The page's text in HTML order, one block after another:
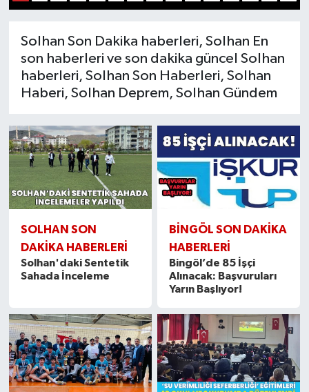
Solhan Son Dakika haberleri, Solhan En
son haberleri ve son dakika güncel Solhan
haberleri, Solhan Son Haberleri, Solhan
Haberi, Solhan Deprem, Solhan Gündem
SOLHAN SON
DAKIKA HABERLERI
Solhan'daki Sentetik
Sahada İnceleme
BINGÖL SON DAKIKA
HABERLERI
Bingöl’de 85 İşçi
Alınacak: Başvuruları
Yarın Başlıyor!
MERKEZ
RESMİ İLANLAR
SAĞLIK
SİYASET
SOLHAN
SPOR
YAYLADERE